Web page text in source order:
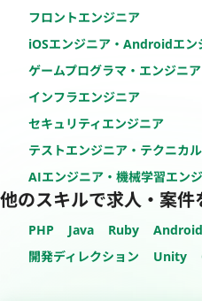
フロントエンジニア
iOSエンジニア・Androidエン
ゲームプログラマ・エンジニア
インフラエンジニア
セキュリティエンジニア
テストエンジニア・テクニカ
AIエンジニア・機械学習エン
他のスキルで求人・案件
PHP Java Ruby
開発ディレクション
Unity